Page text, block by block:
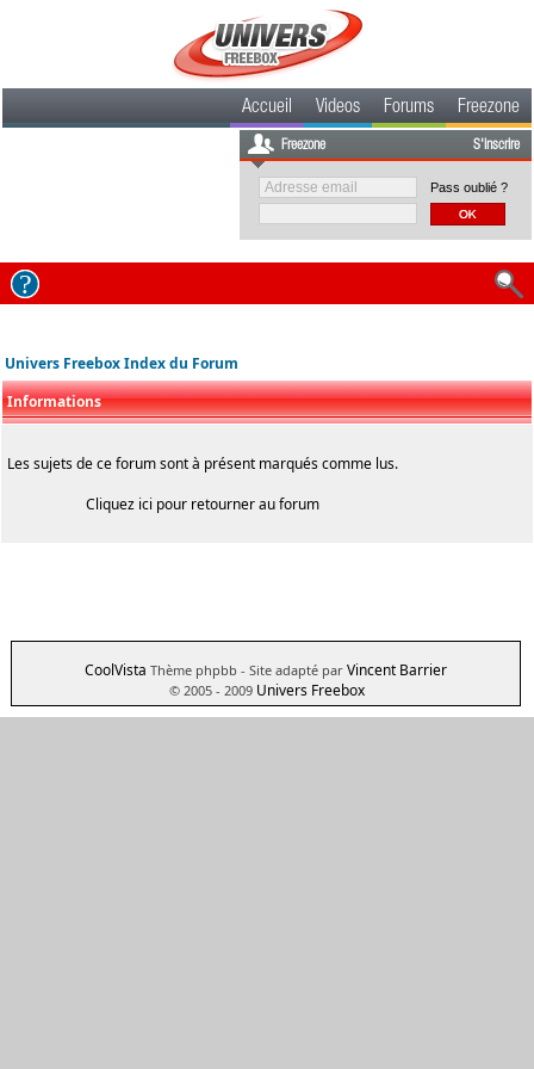
Accueil Videos Forums Freezone
Freezone S'inscrire
Pass oublié ?
Univers Freebox Index du Forum
Informations
Les sujets de ce forum sont à présent marqués comme lus.
Cliquez ici pour retourner au forum
CoolVista Thème phpbb - Site adapté par Vincent Barrier
© 2005 - 2009 Univers Freebox